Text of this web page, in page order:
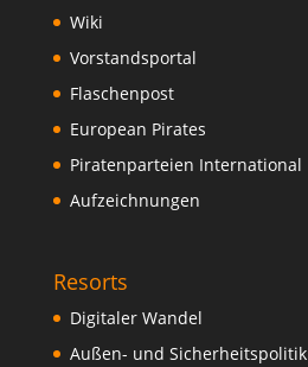
Wiki
Vorstandsportal
Flaschenpost
European Pirates
Piratenparteien International
Aufzeichnungen
Resorts
Digitaler Wandel
Außen- und Sicherheitspolitik